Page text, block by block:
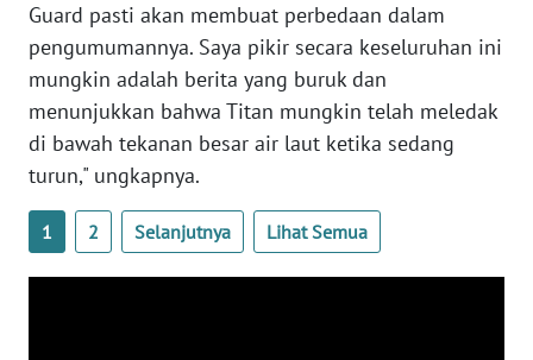
Guard pasti akan membuat perbedaan dalam
pengumumannya. Saya pikir secara keseluruhan ini
mungkin adalah berita yang buruk dan
menunjukkan bahwa Titan mungkin telah meledak
di bawah tekanan besar air laut ketika sedang
turun," ungkapnya.
1 2 Selanjutnya Lihat Semua
WN
SERAMBI
WN
JAMBI
SULTRA